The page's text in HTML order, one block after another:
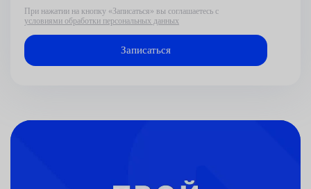
При нажатии на кнопку «Записаться» вы соглашаетесь с
условиями обработки персональных данных